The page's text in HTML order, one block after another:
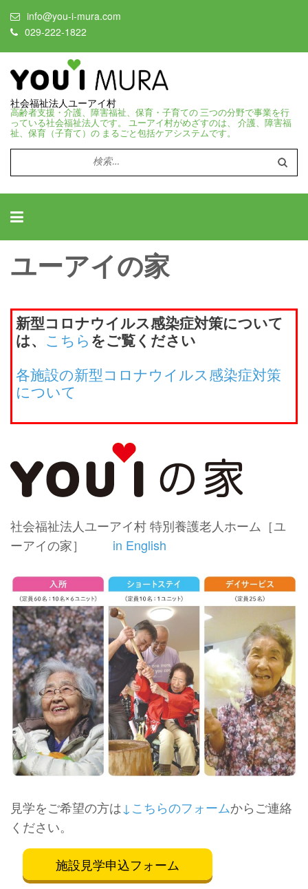
info@you-i-mura.com
029-222-1822
社会福祉法人ユーアイ村
高齢者支援・介護、障害福祉、保育・子育ての 三つの分野で事業を行
っている社会福祉法人です。 ユーアイ村がめざすのは、 介護、障害福
祉、保育（子育て）の まるごと包括ケアシステムです。
検
索:
ユーアイの家
新型コロナウイルス感染症対策について
は、 こちら をご覧ください
各施設の新型コロナウイルス感染症対策
について
社会福祉法人ユーアイ村 特別養護老人ホーム［ユ
ーアイの家］ in English
見学をご希望の方は ↓こちらのフォームからご連絡
ください。
施設見学申込フォーム